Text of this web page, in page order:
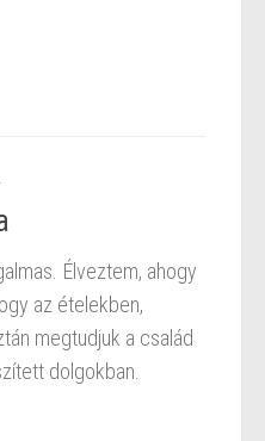
Élveztem, ahogy
az ételekben,
megtudjuk a család
dolgokban.